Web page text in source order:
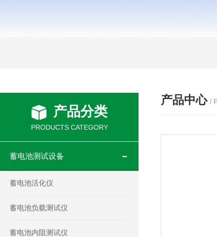
产品分类
PRODUCTS CATEGORY
蓄电池测试设备
蓄电池活化仪
蓄电池负载测试仪
蓄电池内阻测试仪
产品中心 /